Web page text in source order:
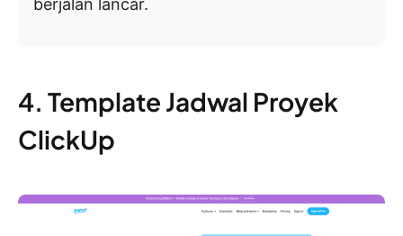
4. Template Jadwal Proyek
ClickUp